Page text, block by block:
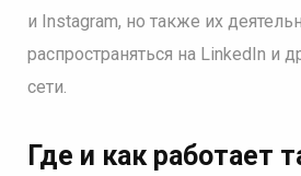
и Instagram, но также их
распространяться на LinkedIn и
сети.
Где и как работает